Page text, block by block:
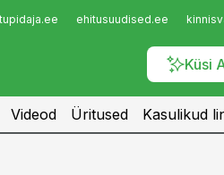
ehitusuudised.ee
Küsi
Videod Üritused Kasulikud